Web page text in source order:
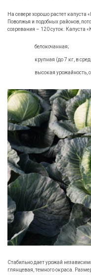
На севере хорошо растет
Поволжья и подобных районов,
созревания – 120 суток. Капуста
белокочанная;
крупная (до 7 кг, в
высокая урожайность,
Стабильно дает урожай
глянцевая, темного окраса.